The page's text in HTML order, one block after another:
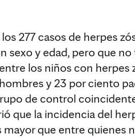
277 casos de herpes
y edad, pero que
los niños con herpes
y 23 por ciento
de control
que la incidencia del
que entre quienes